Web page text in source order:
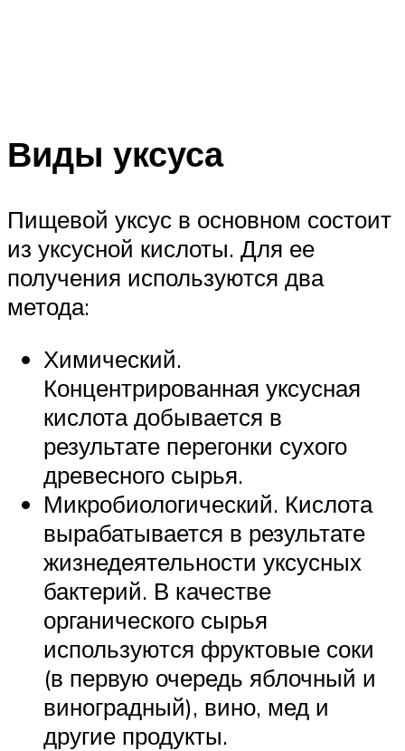
Виды уксуса
Пищевой уксус в основном состоит
из уксусной кислоты. Для ее
получения используются два
метода:
Химический.
Концентрированная уксусная
кислота добывается в
результате перегонки сухого
древесного сырья.
Микробиологический. Кислота
вырабатывается в результате
жизнедеятельности уксусных
бактерий. В качестве
органического сырья
используются фруктовые соки
(в первую очередь яблочный и
виноградный), вино, мед и
другие продукты.